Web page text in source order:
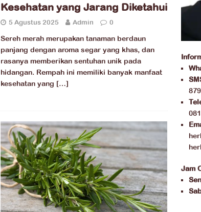
Kesehatan yang Jarang Diketahui
5 Agustus 2025 Admin 0
Sereh merah merupakan tanaman berdaun
panjang dengan aroma segar yang khas, dan
rasanya memberikan sentuhan unik pada
hidangan. Rempah ini memiliki banyak manfaat
kesehatan yang […]
Jam